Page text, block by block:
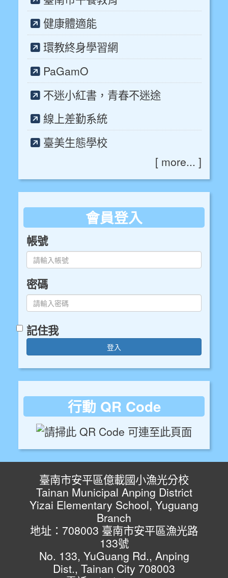
健康體適能
環教終身學習網
PaGamO
不迷小紅書，青春不迷途
線上差勤系統
臺美生態學校
[ more... ]
會員登入
帳號
密碼
記住我
登入
行動 QR Code
臺南市安平區億載國小漁光分校
Tainan Municipal Anping District
Yizai Elementary School, Yuguang
Branch
地址：708003 臺南市安平區漁光路
133號
No. 133, YuGuang Rd., Anping
Dist., Tainan City 708003